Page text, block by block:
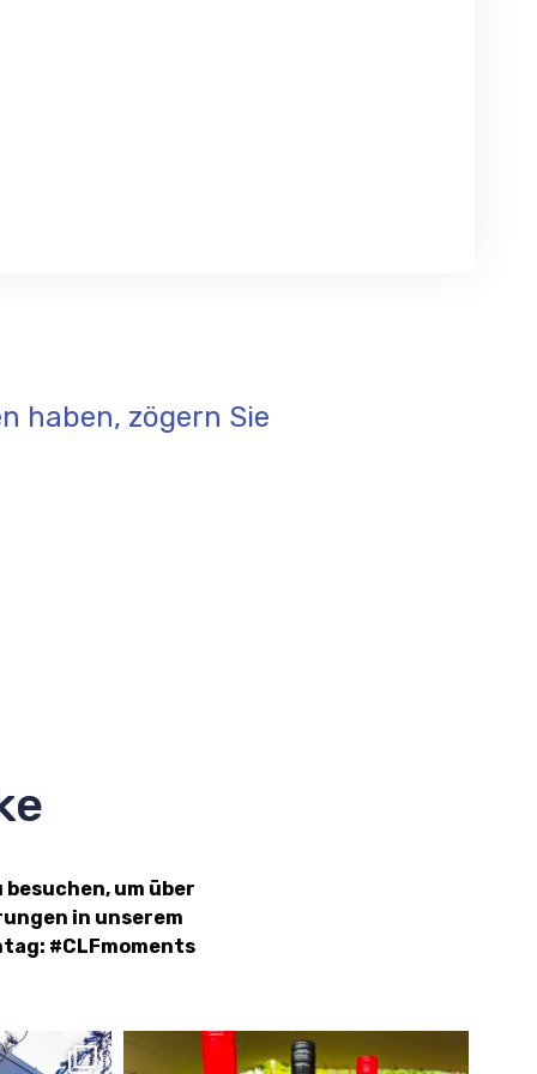
haben, zögern Sie
um über
in unserem
#CLFmoments